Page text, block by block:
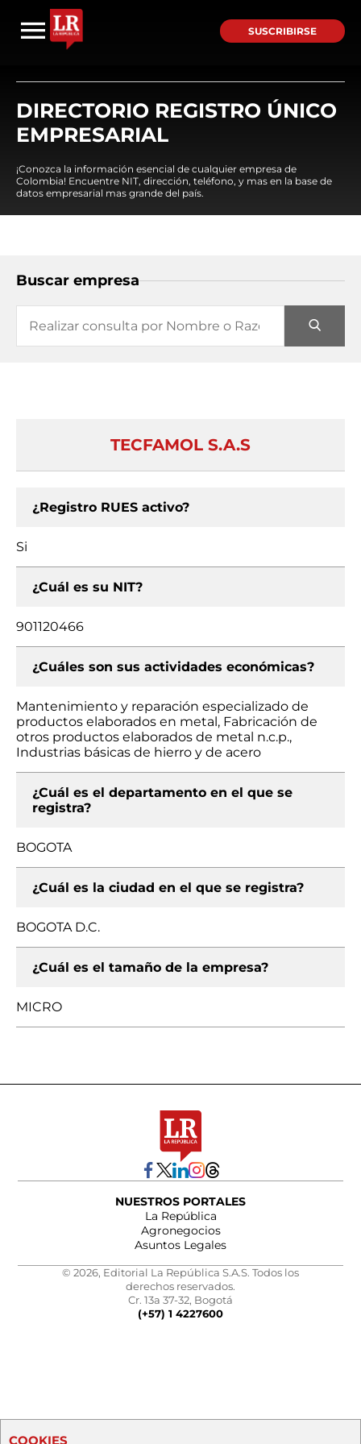
SUSCRIBIRSE
DIRECTORIO REGISTRO ÚNICO
EMPRESARIAL
¡Conozca la información esencial de cualquier empresa de
Colombia! Encuentre NIT, dirección, teléfono, y mas en la base de
datos empresarial mas grande del país.
Buscar empresa
TECFAMOL S.A.S
¿Registro RUES activo?
Si
¿Cuál es su NIT?
901120466
¿Cuáles son sus actividades económicas?
Mantenimiento y reparación especializado de
productos elaborados en metal, Fabricación de
otros productos elaborados de metal n.c.p.,
Industrias básicas de hierro y de acero
¿Cuál es el departamento en el que se
registra?
BOGOTA
¿Cuál es la ciudad en el que se registra?
BOGOTA D.C.
¿Cuál es el tamaño de la empresa?
MICRO
NUESTROS PORTALES
La República
Agronegocios
Asuntos Legales
© 2026, Editorial La República S.A.S. Todos los
derechos reservados.
Cr. 13a 37-32, Bogotá
(+57) 1 4227600
COOKIES